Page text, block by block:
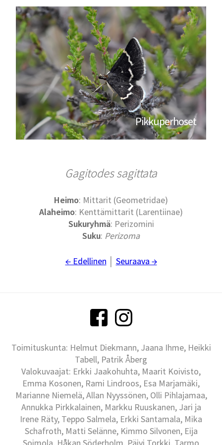
Pikkuperhoset
Gagitodes sagittata
Heimo: Mittarit (Geometridae)
Alaheimo: Kenttämittarit (Larentiinae)
Sukuryhmä: Perizomini
Suku: Perizoma
← Edellinen Seuraava →
Toimituskunta: Helmut Diekmann, Jaana Ihme, Heikki
Tabell, Patrik Åberg
Valokuvaajat: Erkki Jaakohuhta, Maarit Koivisto,
Emma Kosonen, Rami Lindroos, Esa Marjamäki,
Marianne Niemelä, Allan Nyyssönen, Olli Pihlajamaa,
Annukka Pirkkalainen, Markku Ruuskanen, Jari ja
Irene Räty, Teppo Salmela, Erkki Santamala, Mika
Schafroth, Matti Selänne, Kimmo Silvonen, Eija